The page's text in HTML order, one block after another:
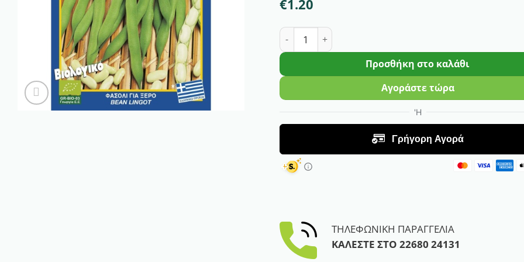
€1.20
Σπόροι Φασόλια Ξερά Lincot ΒΙΟ ποσότητα
Προσθήκη στο καλάθι
Αγοράστε τώρα
ΤΗΛΕΦΩΝΙΚΗ ΠΑΡΑΓΓΕΛΙΑ
ΚΑΛΕΣΤΕ ΣΤΟ22680 24131